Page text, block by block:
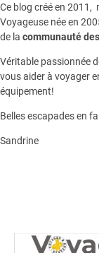
Ce blog créé en 2011,
Voyageuse née en
de la communauté
Véritable passionnée
vous aider à voyager
équipement!
Belles escapades en
Sandrine